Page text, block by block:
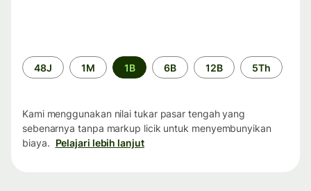
Periode
waktu
48J 1M 1B 6B 12B 5Th
Kami menggunakan nilai tukar pasar tengah yang
sebenarnya tanpa markup licik untuk menyembunyikan
biaya. Pelajari lebih lanjut